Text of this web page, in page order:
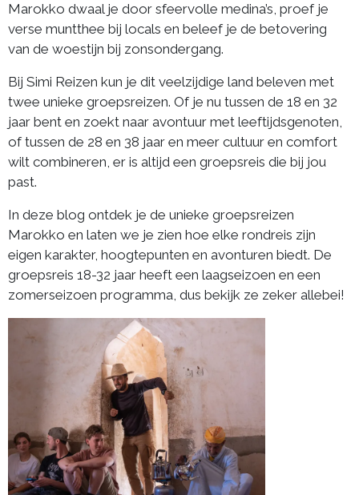
Marokko dwaal je door sfeervolle medina’s, proef je
verse muntthee bij locals en beleef je de betovering
van de woestijn bij zonsondergang.
Bij Simi Reizen kun je dit veelzijdige land beleven met
twee unieke groepsreizen. Of je nu tussen de 18 en 32
jaar bent en zoekt naar avontuur met leeftijdsgenoten,
of tussen de 28 en 38 jaar en meer cultuur en comfort
wilt combineren, er is altijd een groepsreis die bij jou
past.
In deze blog ontdek je de unieke groepsreizen
Marokko en laten we je zien hoe elke rondreis zijn
eigen karakter, hoogtepunten en avonturen biedt. De
groepsreis 18-32 jaar heeft een laagseizoen en een
zomerseizoen programma, dus bekijk ze zeker allebei!